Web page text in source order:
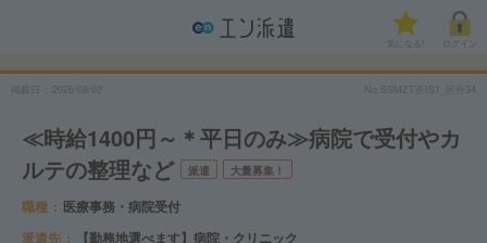
気になる!
No.SSMZT医IS1_区外34
≪時給1400円～＊平日のみ≫病院で受付やカ
ルテの整理など
派遣 大量募集！
職種
医療事務・病院受付
派遣先
【勤務地選べます】病院・クリニック